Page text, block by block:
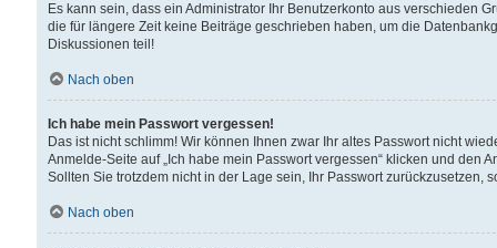
Es kann sein, dass ein Administrator Ihr Benutzerkonto aus verschieden
die für längere Zeit keine Beiträge geschrieben haben, um die
Diskussionen teil!
Nach oben
Ich habe mein Passwort vergessen!
Das ist nicht schlimm! Wir können Ihnen zwar Ihr altes Passwort nicht
Anmelde-Seite auf „Ich habe mein Passwort vergessen“ klicken und
Sollten Sie trotzdem nicht in der Lage sein, Ihr Passwort zurückzusetzen,
Nach oben